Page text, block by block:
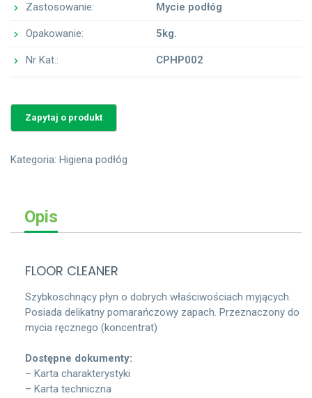
Zastosowanie:
Opakowanie:
Nr Kat.:
Mycie podłóg
5kg.
CPHP002
Kategoria: Higiena podłóg
Opis
FLOOR CLEANER
Szybkoschnący płyn o dobrych właściwościach myjących.
Posiada delikatny pomarańczowy zapach. Przeznaczony do
mycia ręcznego (koncentrat)
Dostępne dokumenty:
– Karta charakterystyki
– Karta techniczna